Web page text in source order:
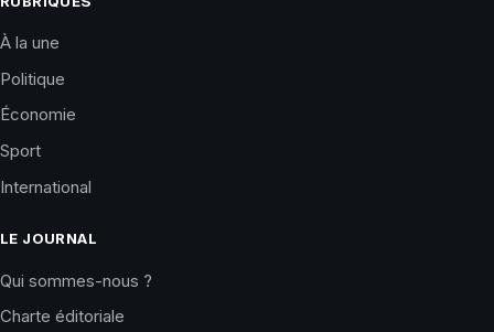
À la une
Politique
Économie
Sport
International
LE JOURNAL
Qui sommes-nous ?
Charte éditoriale